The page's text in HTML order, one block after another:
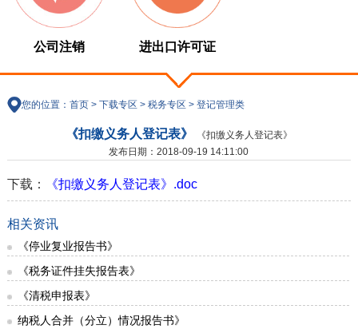
公司注销 进出口许可证
您的位置： 首页> 下载专区> 税务专区> 登记管理类
《扣缴义务人登记表》
《扣缴义务人登记表》
发布日期：2018-09-19 14:11:00
下载： 《扣缴义务人登记表》.doc
相关资讯
《停业复业报告书》
《税务证件挂失报告表》
《清税申报表》
纳税人合并（分立）情况报告书》